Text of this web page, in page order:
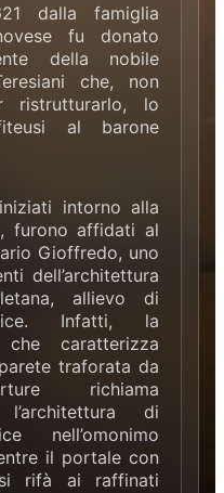
dalla famiglia
fu donato
della nobile
che, non
ristrutturarlo, lo
al barone
intorno alla
furono affidati al
Gioffredo, uno
dell’architettura
allievo di
Infatti, la
caratterizza
traforata da
richiama
l’architettura di
nell’omonimo
il portale con
rifà ai raffinati